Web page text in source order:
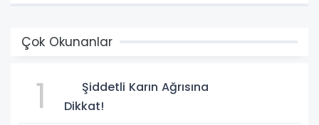
Çok Okunanlar
1
Şiddetli Karın Ağrısına
Dikkat!